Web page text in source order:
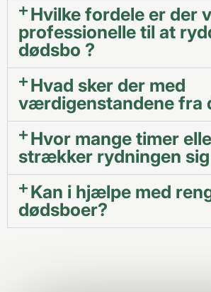
Hvilke fordele er der
professionelle til at
dødsbo ?
Hvad sker der med
værdigenstandene fra
Hvor mange timer
strækker rydningen
Kan i hjælpe med
dødsboer?